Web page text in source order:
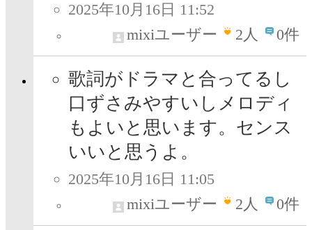
2025年10月16日 11:52
mixiユーザー
2人 0件
歌詞がドラマと合ってるし
口ずさみやすいしメロディ
もよいと思います。センス
いいと思うよ。
2025年10月16日 11:05
mixiユーザー
2人 0件